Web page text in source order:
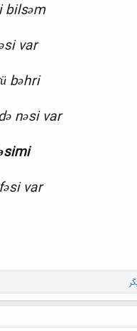
bilsəm
var
bəhri
nəsi var?
var